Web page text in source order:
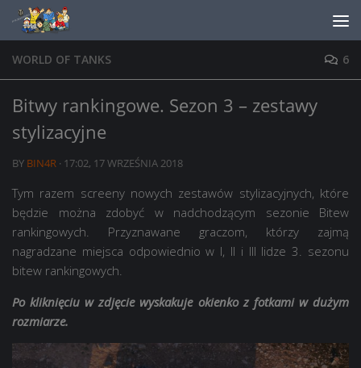
Skip to content
WORLD OF TANKS 6
Bitwy rankingowe. Sezon 3 – zestawy
stylizacyjne
BY BIN4R · 17:02, 17 WRZEŚNIA 2018
Tym razem screeny nowych zestawów stylizacyjnych, które
będzie można zdobyć w nadchodzącym sezonie Bitew
rankingowych. Przyznawane graczom, którzy zajmą
nagradzane miejsca odpowiednio w I, II i III lidze 3. sezonu
bitew rankingowych.
Po kliknięciu w zdjęcie wyskakuje okienko z fotkami w dużym
rozmiarze.